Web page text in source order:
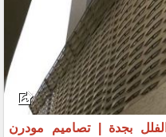
بجدة | تصاميم مودرن